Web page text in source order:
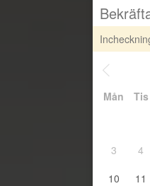
Mån Tis
3
4
10
11